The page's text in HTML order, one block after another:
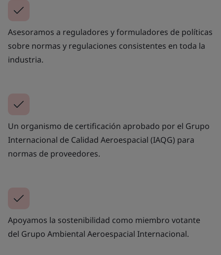
Asesoramos a reguladores y formuladores de políticas
sobre normas y regulaciones consistentes en toda la
industria.
Un organismo de certificación aprobado por el Grupo
Internacional de Calidad Aeroespacial (IAQG) para
normas de proveedores.
Apoyamos la sostenibilidad como miembro votante
del Grupo Ambiental Aeroespacial Internacional.